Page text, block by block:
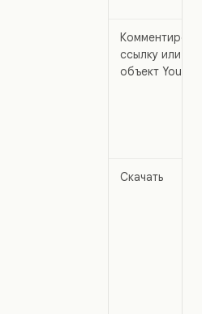
ссылку или
объект
Скачать